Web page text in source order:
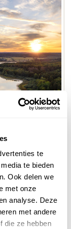
te
te bieden
Ook delen we
met onze
analyse. Deze
met andere
die ze hebben
steile
als het mooiste
in een